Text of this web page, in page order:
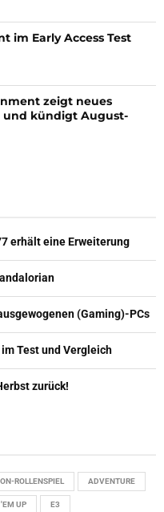
im Early Access Test
zeigt neues
und kündigt August-
erhält eine Erweiterung
(Gaming)-PCs
Test und Vergleich
zurück!
ROLLENSPIEL ADVENTURE
UP E3